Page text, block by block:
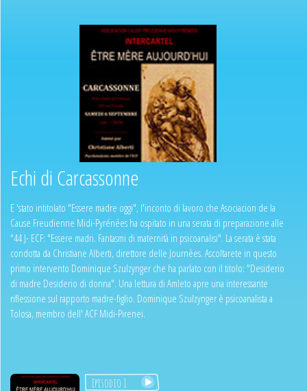
Echi di Carcassonne
E 'stato intitolato "Essere madre oggi", l'inconto di lavoro che Asociacion de la
Cause Freudienne Midi-Pyrénées ha ospitato in una serata di preparazione alle
"44 J- ECF: "Essere madri. Fantasmi di maternità in psicoanalisi". La serata è stata
condotta da Christiane Alberti, direttore delle Journèes. Ascoltarete in questo
primo intervento Dominique Szulzynger che ha parlato con il titolo: "Desiderio
di madre Desiderio di donna". Una lettura di Amleto apre una interessante
riflessione sul rapporto madre-figlio. Dominique Szulzynger è psicoanalista a
Tolosa, membro dell' ACF Midi-Pirenei.
Episodio 1